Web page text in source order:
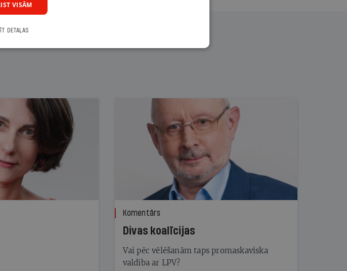
Komentārs
Divas koalīcijas
Vai pēc vēlēšanām taps promaskaviska
valdība ar LPV?
VISĀM
DETAĻAS